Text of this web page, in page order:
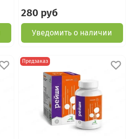
280 руб
Уведомить о наличии
Предзаказ